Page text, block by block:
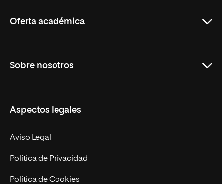
Oferta académica
Másteres Oficiales
Doctorados
Experto Universitario
Postgrados
Cursos Universitarios
Sobre nosotros
Facultades
Nuestro Equipo
Trabaja en UNIR
Actualidad
Aspectos legales
Aviso Legal
Política de Privacidad
Política de Cookies